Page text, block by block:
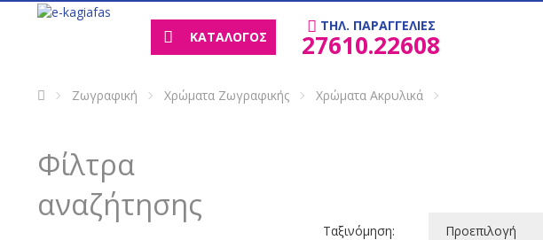
ΚΑΤΑΛΟΓΟΣ
ΤΗΛ. ΠΑΡΑΓΓΕΛΙΕΣ
27610.22608
Ζωγραφική Χρώματα Ζωγραφικής Χρώματα Ακρυλικά
Φίλτρα
αναζήτησης
Ταξινόμηση: